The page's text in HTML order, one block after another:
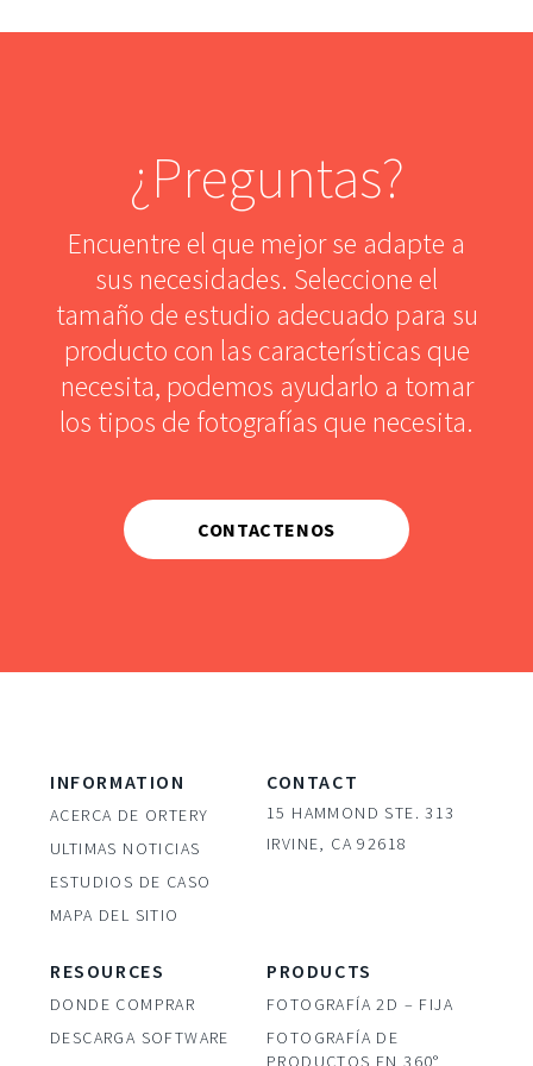
¿Preguntas?
Encuentre el que mejor se adapte a
sus necesidades. Seleccione el
tamaño de estudio adecuado para su
producto con las características que
necesita, podemos ayudarlo a tomar
los tipos de fotografías que necesita.
CONTACTENOS
INFORMATION
ACERCA DE ORTERY
ULTIMAS NOTICIAS
ESTUDIOS DE CASO
MAPA DEL SITIO
CONTACT
15 HAMMOND STE. 313
IRVINE, CA 92618
RESOURCES
DONDE COMPRAR
DESCARGA SOFTWARE
PRODUCTS
FOTOGRAFÍA 2D – FIJA
FOTOGRAFÍA DE
PRODUCTOS EN 360°